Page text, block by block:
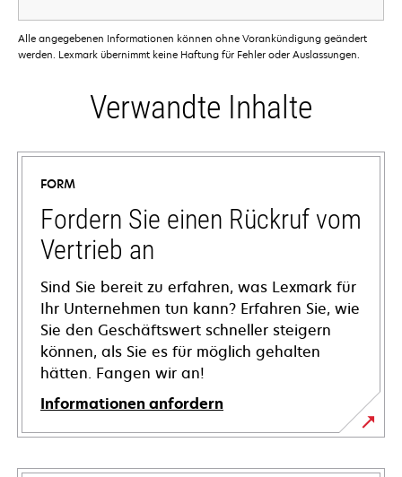
Alle angegebenen Informationen können ohne Vorankündigung geändert
werden. Lexmark übernimmt keine Haftung für Fehler oder Auslassungen.
Verwandte Inhalte
FORM
Fordern Sie einen Rückruf vom
Vertrieb an
Sind Sie bereit zu erfahren, was Lexmark für
Ihr Unternehmen tun kann? Erfahren Sie, wie
Sie den Geschäftswert schneller steigern
können, als Sie es für möglich gehalten
hätten. Fangen wir an!
Informationen anfordern